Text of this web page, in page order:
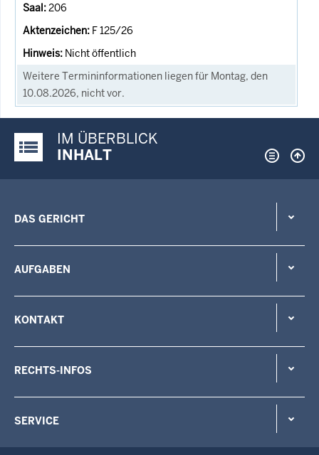
206
F 125/26
Nicht öffentlich
Weitere Termininformationen liegen für Montag, den
10.08.2026, nicht vor.
Justiz-Portal im Überblick:
IM ÜBERBLICK
INHALT
DAS GERICHT
AUFGABEN
KONTAKT
RECHTS-INFOS
SERVICE